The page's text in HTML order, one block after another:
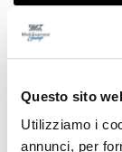
Questo sito
Utilizziamo i
annunci, per
Patto per la
livello dei